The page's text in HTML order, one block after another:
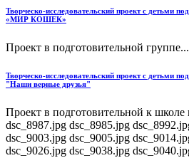
Творческо-исследовательский проект с детьми
«МИР КОШЕК»
Проект в подготовительной группе...
Творческо-исследовательский проект с детьми
"Наши верные друзья"
Проект в подготовительной к школе
dsc_8987.jpg dsc_8985.jpg
dsc_9003.jpg dsc_9005.jpg
dsc_9026.jpg dsc_9038.jpg